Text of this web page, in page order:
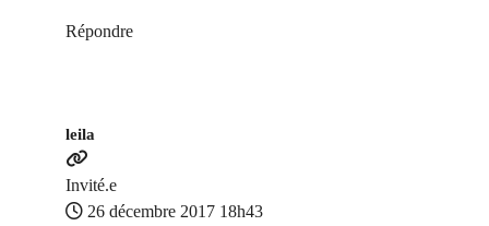
Répondre
leila
Invité.e
26 décembre 2017 18h43